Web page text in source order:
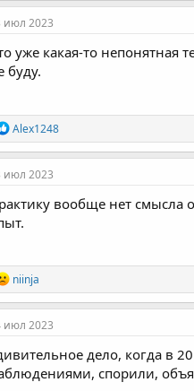
июл 2023
уже какая-то непонятная
буду.
R
e
a
c
i
o
n
Alex1248
июл 2023
вообще нет смысла
R
e
a
c
i
o
n
niinja
июл 2023
дело, когда в
спорили,